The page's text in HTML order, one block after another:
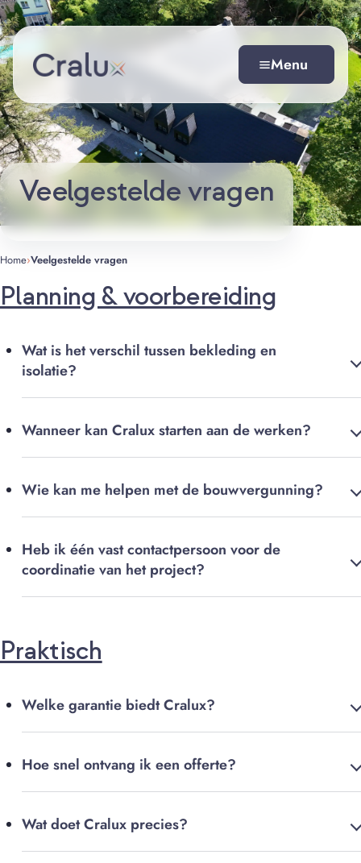
Spring
naar
de
inhoud
Direct naar inhoud
Menu
Veelgestelde vragen
Home›Veelgestelde vragen
Planning & voorbereiding
Wat is het verschil tussen bekleding en
isolatie?
Wanneer kan Cralux starten aan de werken?
Wie kan me helpen met de bouwvergunning?
Heb ik één vast contactpersoon voor de
coordinatie van het project?
Praktisch
Welke garantie biedt Cralux?
Hoe snel ontvang ik een offerte?
Wat doet Cralux precies?